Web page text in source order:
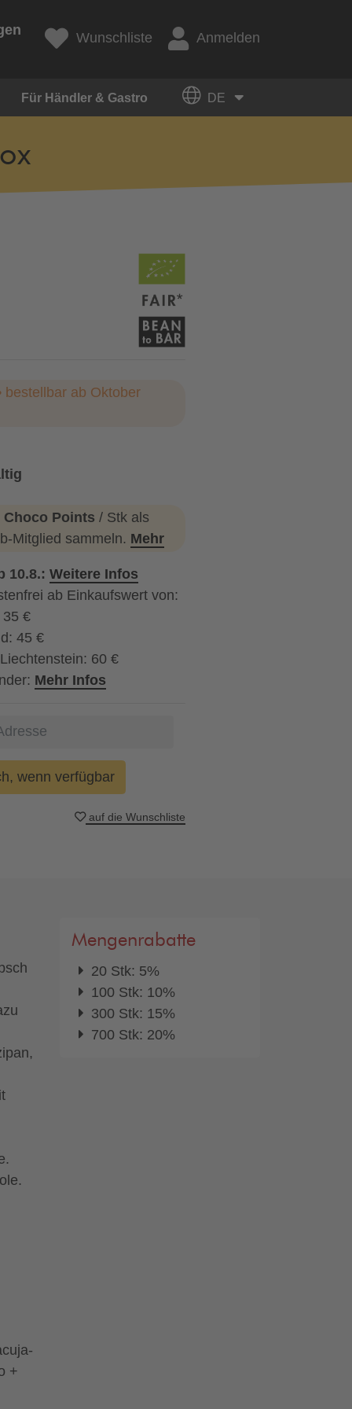
Wunschliste Anmelden
Für Händler & Gastro DE
bestellbar ab Oktober
Choco Points / Stk als
Mitglied sammeln. Mehr
10.8.: Weitere Infos
ab Einkaufswert von:
35 €
45 €
60 €
Mehr Infos
wenn verfügbar
auf die Wunschliste
+
Mengenrabatte
20 Stk: 5%
100 Stk: 10%
300 Stk: 15%
700 Stk: 20%